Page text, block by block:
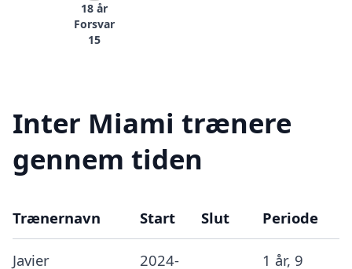
18 år
Forsvar
15
Inter Miami trænere
gennem tiden
Trænernavn Start Slut Periode
Javier
2024-
1 år, 9